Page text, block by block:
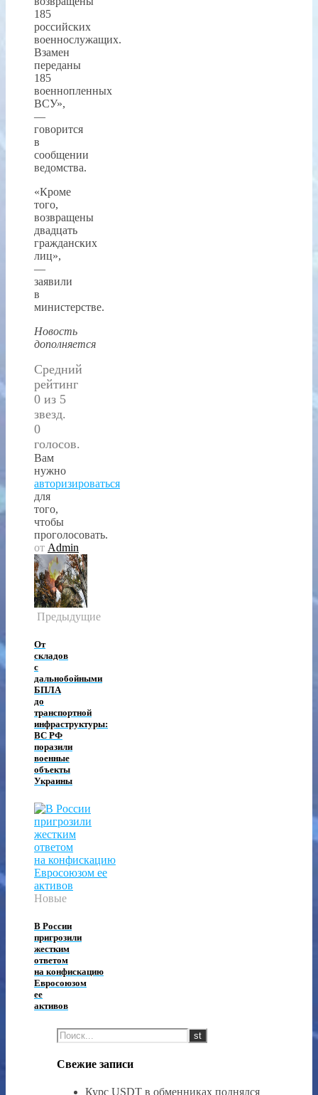
185
российских
военнослужащих.
Взамен
переданы
185
военнопленных
ВСУ»,
—
говорится
в
сообщении
ведомства.
«Кроме
того,
возвращены
двадцать
гражданских
лиц»,
—
заявили
в
министерстве.
Новость
дополняется
Средний
рейтинг
0 из 5
звезд.
0
голосов.
Вам
нужно
авторизироваться
для
того,
чтобы
проголосовать.
от Admin
Предыдущие
От
складов
с
дальнобойными
БПЛА
до
транспортной
инфраструктуры:
ВС РФ
поразили
военные
объекты
Украины
Новые
В России
пригрозили
жестким
ответом
на конфискацию
Евросоюзом
ее
активов
Свежие записи
Курс USDT в обменниках поднялся